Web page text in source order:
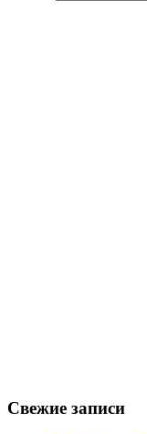
Свежие записи